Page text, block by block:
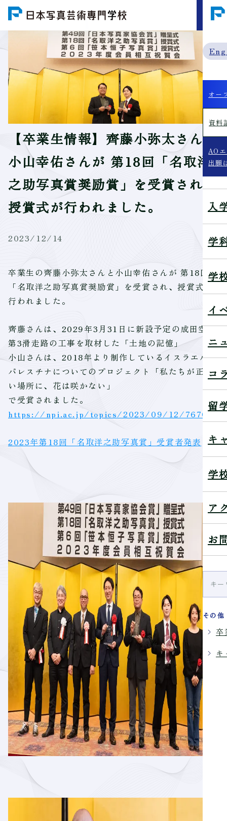
MENU
オー
資料
AO
出願
入
学
学
イ
ニ
コ
留
キ
学
ア
お
その他
卒
キ
【卒業生情報】齊藤小弥太さんと
小山幸佑さんが 第18回「名取洋
之助写真賞奨励賞」を受賞され、
授賞式が行われました。
2023/12/14
卒業生の齊藤小弥太さんと小山幸佑さんが 第18回
「名取洋之助写真賞奨励賞」を受賞され、授賞式が
行われました。
齊藤さんは、2029年3月31日に新設予定の成田空港
第3滑走路の工事を取材した「土地の記憶」
小山さんは、2018年より制作しているイスラエル／
パレスチナについてのプロジェクト「私たちが正し
い場所に、花は咲かない」
で受賞されました。
https://npi.ac.jp/topics/2023/09/12/7670
2023年第18回「名取洋之助写真賞」受賞者発表